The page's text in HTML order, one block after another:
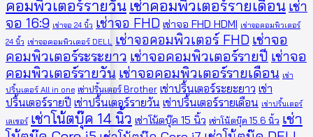
คอมพิวเตอร์รายวัน เช่าคอมพิวเตอร์รายเดือน เช่า
จอ 16:9 เช่าจอ 24 นิ้ว เช่าจอ FHD เช่าจอ FHD HDMI เช่าจอคอมพิวเตอร์
24 นิ้ว เช่าจอคอมพิวเตอร์ DELL เช่าจอคอมพิวเตอร์ FHD เช่าจอ
คอมพิวเตอร์ระระยาว เช่าจอคอมพิวเตอร์รายปี เช่าจอ
คอมพิวเตอร์รายวัน เช่าจอคอมพิวเตอร์รายเดือน เช่า
ปริ้นเตอร์ All in one เช่าปริ้นเตอร์ Brother เช่าปริ้นเตอร์ระยะยาว เช่า
ปริ้นเตอร์รายปี เช่าปริ้นเตอร์รายวัน เช่าปริ้นเตอร์รายเดือน เช่าปริ้นเตอร์
เลเซอร์ เช่าโน้ตบุ๊ค 14 นิ้ว เช่าโน้ตบุ๊ค 15 นิ้ว เช่าโน้ตบุ๊ค 15.6 นิ้ว เช่า